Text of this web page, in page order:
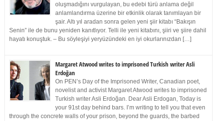
oluşmadığını vurgulayan, bu edebi türü anlama değil
anlamlandırma üzerine bir etkinlik olarak tanımlayan bir
şair. Altı yıl aradan sonra gelen yeni şiir kitabı “Bakışın
Senin” ile de bunu yeniden kanıtlıyor. Telli ile yeni kitabını, şiiri ve şiire dahil
hayatı konuştuk. – Bu söyleşiyi yeryüzündeki en iyi okurlarınızdan […]
Margaret Atwood writes to imprisoned Turkish writer Asli
Erdoğan
On PEN’s Day of the Imprisoned Writer, Canadian poet,
novelist and activist Margaret Atwood writes to imprisoned
Turkish writer Asli Erdoğan. Dear Asli Erdogan, Today is
your 91st day behind bars. I’m writing to tell you that even
through the concrete walls of your prison, beyond the guards, the barbed